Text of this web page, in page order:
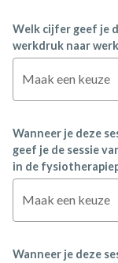
Welk cijfer geef je
werkdruk naar
Maak een keuze
Wanneer je deze
geef je de sessie
in de
Maak een keuze
Wanneer je deze